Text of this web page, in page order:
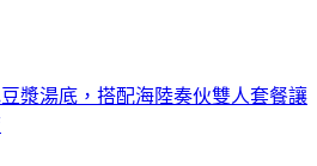
漿湯底，搭配海陸奏伙雙人套餐讓